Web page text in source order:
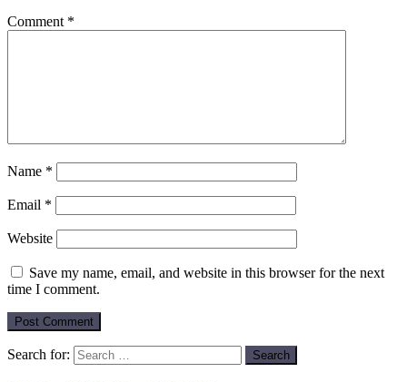
Comment *
Name *
Email *
Website
Save my name, email, and website in this browser for the next
time I comment.
Search for: